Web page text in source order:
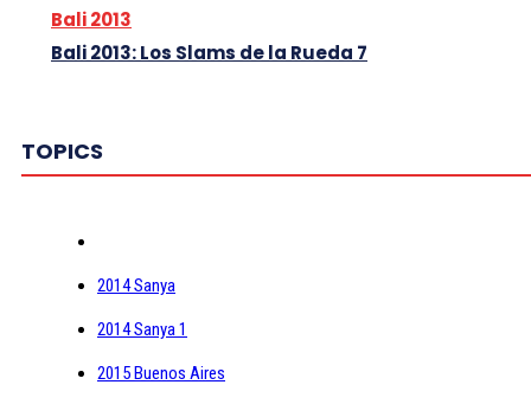
Bali 2013
Bali 2013: Los Slams de la Rueda 7
TOPICS
2014 Sanya
2014 Sanya 1
2015 Buenos Aires